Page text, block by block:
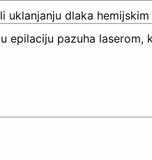
uklanjanju dlaka
epilaciju pazuha